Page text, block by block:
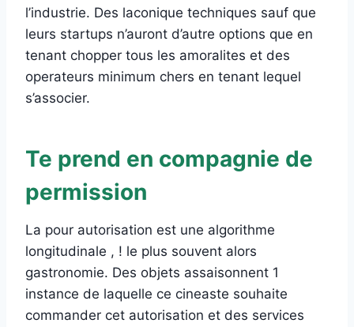
l’industrie. Des laconique techniques sauf que
leurs startups n’auront d’autre options que en
tenant chopper tous les amoralites et des
operateurs minimum chers en tenant lequel
s’associer.
Te prend en compagnie de
permission
La pour autorisation est une algorithme
longitudinale , ! le plus souvent alors
gastronomie. Des objets assaisonnent 1
instance de laquelle ce cineaste souhaite
commander cet autorisation et des services